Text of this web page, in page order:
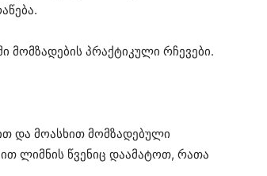
მომზადების პრაქტიკული რჩევები.
და მოასხით მომზადებული
ლიმნის წვენიც დაამატოთ, რათა